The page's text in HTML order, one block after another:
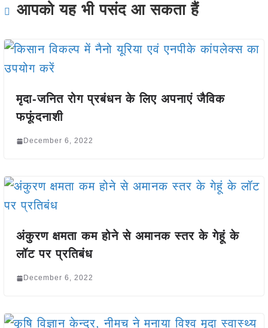
आपको यह भी पसंद आ सकता हैं
मृदा-जनित रोग प्रबंधन के लिए अपनाएं जैविक
फफूंदनाशी
December 6, 2022
अंकुरण क्षमता कम होने से अमानक स्तर के गेहूं के
लॉट पर प्रतिबंध
December 6, 2022